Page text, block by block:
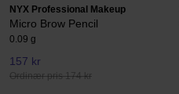
NYX Professional Makeup
Micro Brow Pencil
0.09 g
157 kr
Ordinær pris 174 kr